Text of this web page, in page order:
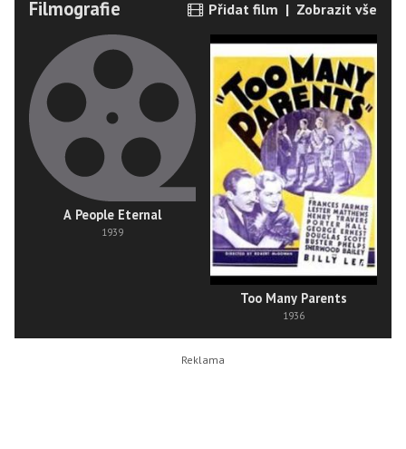
Filmografie Přidat film | Zobrazit vše
A People Eternal
1939
Too Many Parents
1936